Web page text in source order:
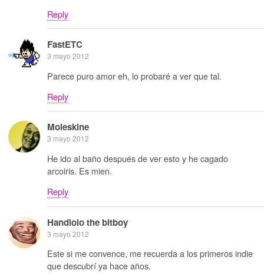
Reply
FastETC
3 mayo 2012
Parece puro amor eh, lo probaré a ver que tal.
Reply
Moleskine
3 mayo 2012
He ido al baño después de ver esto y he cagado
arcoiris. Es mien.
Reply
Handlolo the bitboy
3 mayo 2012
Este si me convence, me recuerda a los primeros indie
que descubrí ya hace años.